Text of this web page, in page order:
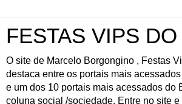
FESTAS VIPS
O site de Marcelo Borgongino , Festas
destaca entre os portais mais
e um dos 10 portais mais acessados do
coluna social /sociedade. Entre no site e